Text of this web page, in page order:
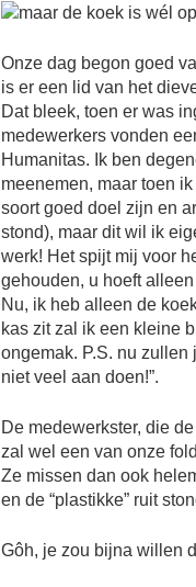
Onze dag begon goed
is er een lid van het
Dat bleek, toen er was
medewerkers vonden
Humanitas. Ik ben
meenemen, maar toen
soort goed doel zijn en
stond), maar dit wil ik
werk! Het spijt mij voor
gehouden, u hoeft
Nu, ik heb alleen de
kas zit zal ik een kleine
ongemak. P.S. nu zullen
niet veel aan doen!”.
De medewerkster, die
zal wel een van onze
Ze missen dan ook
en de “plastikke” ruit
Gôh, je zou bijna willen